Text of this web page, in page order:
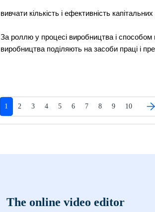
вивчати кількість і ефективність
За роллю у процесі виробництва і
виробництва поділяють на засоби праці і
1 2 3 4 5 6 7 8 9 10
The online video editor